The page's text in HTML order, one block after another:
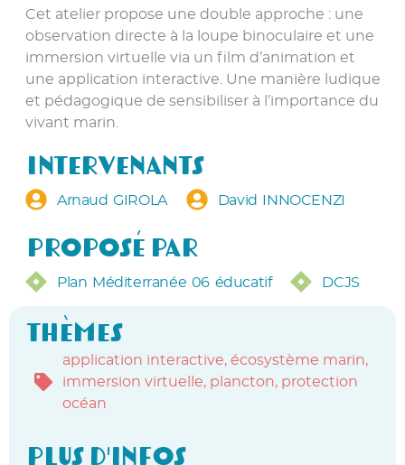
Cet atelier propose une double approche : une
observation directe à la loupe binoculaire et une
immersion virtuelle via un film d’animation et
une application interactive. Une manière ludique
et pédagogique de sensibiliser à l’importance du
vivant marin.
Intervenants
Arnaud GIROLA David INNOCENZI
Proposé par
Plan Méditerranée 06 éducatif DCJS
Thèmes
application interactive, écosystème marin,
immersion virtuelle, plancton, protection
océan
Plus d'infos